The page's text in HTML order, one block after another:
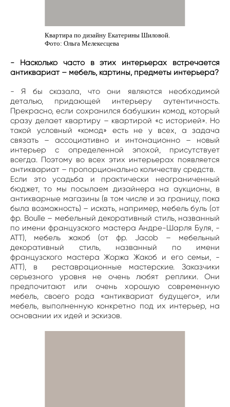
Квартира по дизайну Екатерины Шиловой.
Фото: Ольга Мелекесцева
- Насколько часто в этих интерьерах встречается
антиквариат – мебель, картины, предметы интерьера?
- Я бы сказала, что они являются необходимой
деталью, придающей интерьеру аутентичность.
Прекрасно, если сохранился бабушкин комод, который
сразу делает квартиру – квартирой «с историей». Но
такой условный «комод» есть не у всех, а задача
связать – ассоциативно и интонационно – новый
интерьер с определенной эпохой, присутствует
всегда. Поэтому во всех этих интерьерах появляется
антиквариат – пропорционально количеству средств.
Если это усадьба и практически неограниченный
бюджет, то мы посылаем дизайнера на аукционы, в
антикварные магазины (в том числе и за границу, пока
была возможность) – искать, например, мебель буль (от
фр. Boulle – мебельный декоративный стиль, названный
по имени французского мастера Андре-Шарля Буля, -
АТТ), мебель жакоб (от фр. Jacob – мебельный
декоративный стиль, названный по имени
французского мастера Жоржа Жакоб и его семьи, -
АТТ), в реставрационные мастерские. Заказчики
серьезного уровня не очень любят реплики. Они
предпочитают или очень хорошую современную
мебель, своего рода «антиквариат будущего», или
мебель, выполненную конкретно под их интерьер, на
основании их идей и эскизов.